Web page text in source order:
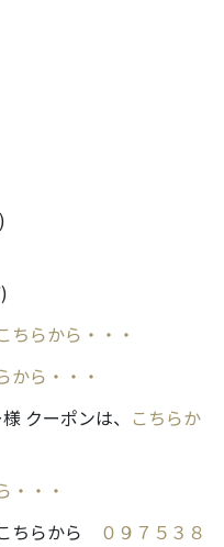
ちらから・・・
から・・・
クーポンは、 こちらか
・・・
ちらから
０９７５３８